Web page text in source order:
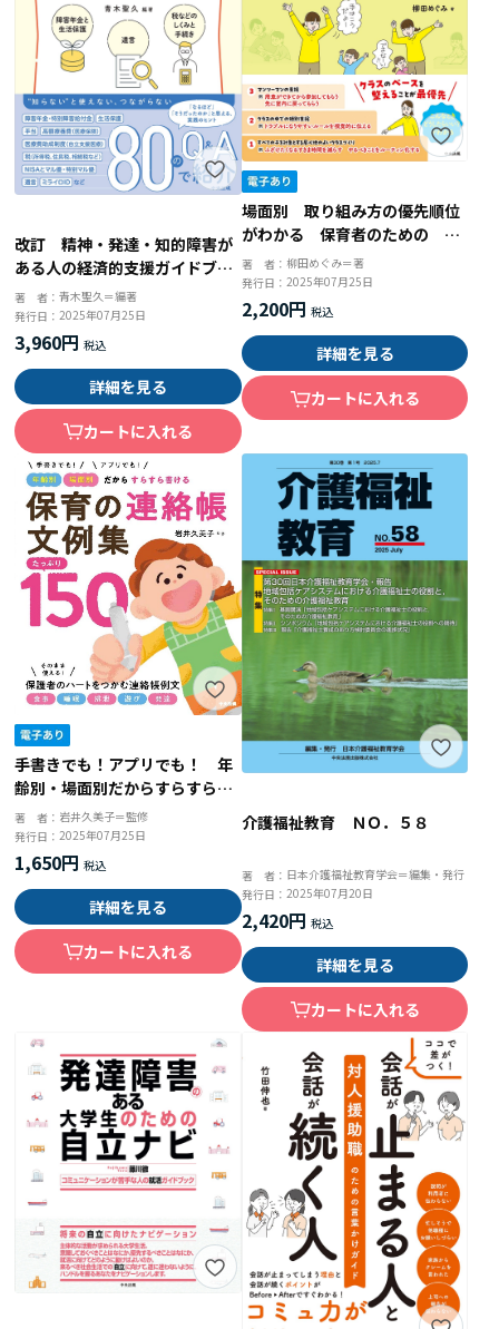
改訂 精神・発達・知的障害が
ある人の経済的支援ガイドブッ
ク 障害年金と生活保護、遺
言、税などのしくみと手続き
著 者：青木聖久＝編著
発行日：2025年07月25日
3,960円
詳細を見る
カートに入れる
場面別 取り組み方の優先順位
がわかる 保育者のための 気
になる子が複数いるクラスへの
かかわり方
著 者： 柳田めぐみ＝著
発行日： 2025年07月25日
2,200円
詳細を見る
カートに入れる
手書きでも！アプリでも！ 年
齢別・場面別だからすらすら書
ける 保育の連絡帳文例集 た
っぷり１５０
著 者： 岩井久美子＝監修
発行日：2025年07月25日
1,650円
詳細を見る
カートに入れる
介護福祉教育 ＮＯ．５８
著 者： 日本介護福祉教育学会＝編集・発行
発行日： 2025年07月20日
2,420円
詳細を見る
カートに入れる